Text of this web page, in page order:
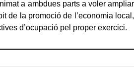
a ambdues parts a voler ampliar
de la promoció de l’economia local,
d’ocupació pel proper exercici.